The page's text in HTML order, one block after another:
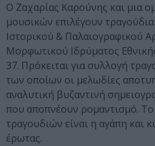
Ο Ζαχαρίας Καρούνης και μια
μουσικών επιλέγουν
Ιστορικού & Παλαιογραφικού
Μορφωτικού Ιδρύματος
37. Πρόκειται για συλλογή
των οποίων οι μελωδίες
αναλυτική βυζαντινή
που αποπνέουν ρομαντισμό.
τραγουδιών είναι η αγάπη και
έρωτας.